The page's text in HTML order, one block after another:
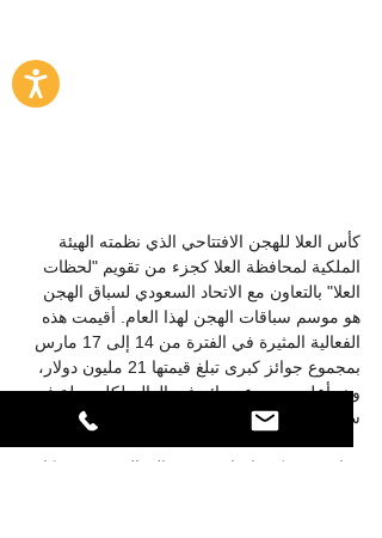
كأس العلا للهجن الافتتاحي الذي نظمته الهيئة
الملكية لمحافظة العلا كجزء من تقويم "لحظات
العلا" بالتعاون مع الاتحاد السعودي لسباق الهجن
هو موسم سباقات الهجن لهذا العام. أقيمت هذه
الفعالية المثيرة في الفترة من 14 إلى 17 مارس
بمجموع جوائز كبرى تبلغ قيمتها 21 مليون دولار،
وهو أعلى مجموع جوائز في العالم لكل جولة في
سباق الهجن.
وقامت شركة "إيجار" بتزويد الفعالية بـ 40 برجًا